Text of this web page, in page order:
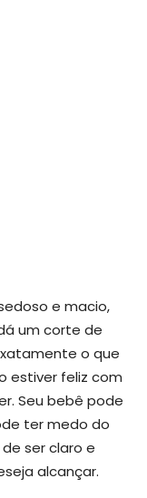
e macio,
um corte de
o que
estiver feliz com
Seu bebê pode
ter medo do
ser claro e
alcançar.